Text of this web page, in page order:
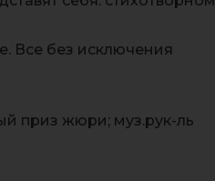
Все без исключения
приз жюри; муз.рук-ль